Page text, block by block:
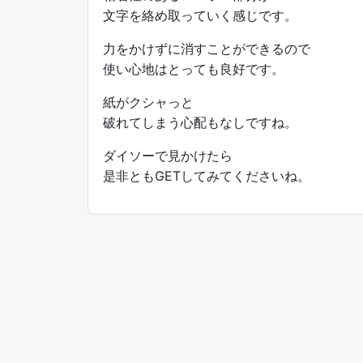
文字を絡め取っていく感じです。
力をかけずに消すことができるので
使い心地はとっても良好です。
紙がクシャっと
破れてしまう心配もなしですね。
ダイソーで見かけたら
是非ともGETしてみてくださいね。